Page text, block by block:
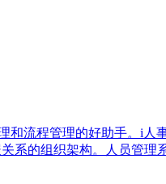
和流程管理的好助手。i
系的组织架构。人员管